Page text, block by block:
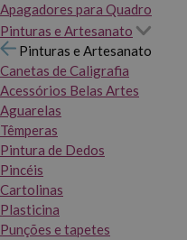
Apagadores para Quadro
Pinturas e Artesanato
Pinturas e Artesanato
Canetas de Caligrafia
Acessórios Belas Artes
Aguarelas
Têmperas
Pintura de Dedos
Pincéis
Cartolinas
Plasticina
Punções e tapetes